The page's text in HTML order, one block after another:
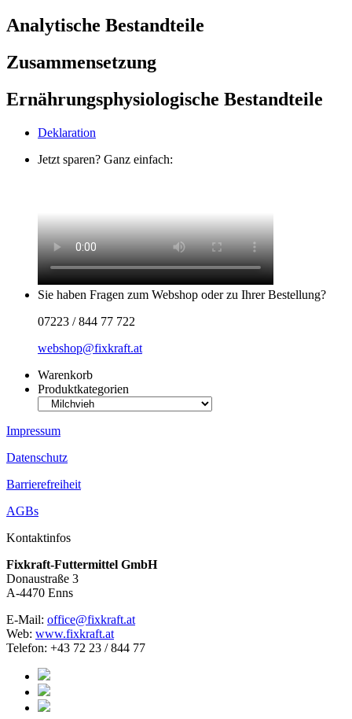
Analytische Bestandteile
Zusammensetzung
Ernährungsphysiologische Bestandteile
Deklaration
Jetzt sparen? Ganz einfach:
Sie haben Fragen zum Webshop oder zu Ihrer Bestellung?
07223 / 844 77 722
webshop@fixkraft.at
Warenkorb
Produktkategorien
Impressum
Datenschutz
Barrierefreiheit
AGBs
Kontaktinfos
Fixkraft-Futtermittel GmbH
Donaustraße 3
A-4470 Enns
E-Mail: office@fixkraft.at
Web: www.fixkraft.at
Telefon: +43 72 23 / 844 77